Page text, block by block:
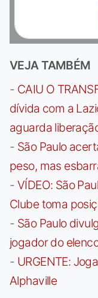
VEJA TAMBÉM
- CAIU O
dívida com a
aguarda
- São Paulo
peso, mas
- VÍDEO: São
Clube toma
- São Paulo
jogador do
- URGENTE:
Alphaville